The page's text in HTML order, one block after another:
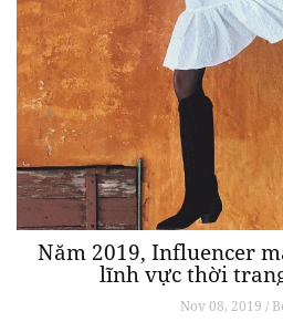
Năm 2019, Influencer
lĩnh vực thời
Nov 08, 2019 /